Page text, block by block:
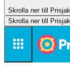
Skrolla ner till
Skrolla ner till